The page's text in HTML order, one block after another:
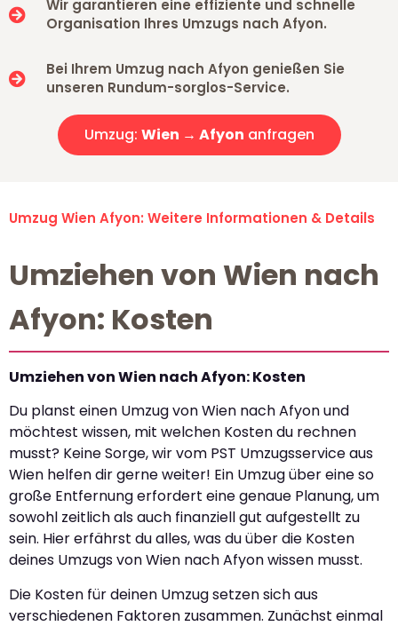
Wir garantieren eine effiziente und schnelle
Organisation Ihres Umzugs nach Afyon.
Bei Ihrem Umzug nach Afyon genießen Sie
unseren Rundum-sorglos-Service.
Umzug: Wien → Afyon anfragen
Umzug Wien Afyon: Weitere Informationen & Details
Umziehen von Wien nach
Afyon: Kosten
Umziehen von Wien nach Afyon: Kosten
Du planst einen Umzug von Wien nach Afyon und
möchtest wissen, mit welchen Kosten du rechnen
musst? Keine Sorge, wir vom PST Umzugsservice aus
Wien helfen dir gerne weiter! Ein Umzug über eine so
große Entfernung erfordert eine genaue Planung, um
sowohl zeitlich als auch finanziell gut aufgestellt zu
sein. Hier erfährst du alles, was du über die Kosten
deines Umzugs von Wien nach Afyon wissen musst.
Die Kosten für deinen Umzug setzen sich aus
verschiedenen Faktoren zusammen. Zunächst einmal